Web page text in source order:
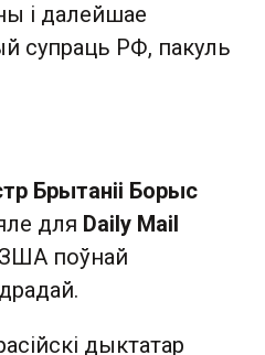
і далейшае
супраць РФ, пакуль
Брытаніі Борыс
для Daily Mail
поўнай
дыктатар